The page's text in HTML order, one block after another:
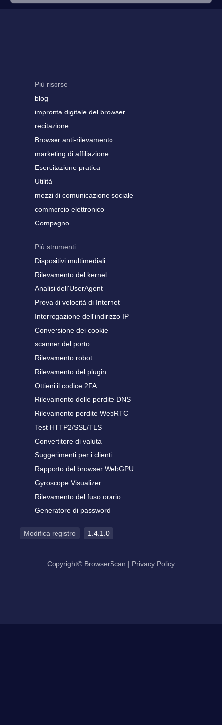
Più risorse
blog
impronta digitale del browser
recitazione
Browser anti-rilevamento
marketing di affiliazione
Esercitazione pratica
Utilità
mezzi di comunicazione sociale
commercio elettronico
Compagno
Più strumenti
Dispositivi multimediali
Rilevamento del kernel
Analisi dell'UserAgent
Prova di velocità di Internet
Interrogazione dell'indirizzo IP
Conversione dei cookie
scanner del porto
Rilevamento robot
Rilevamento del plugin
Ottieni il codice 2FA
Rilevamento delle perdite DNS
Rilevamento perdite WebRTC
Test HTTP2/SSL/TLS
Convertitore di valuta
Suggerimenti per i clienti
Rapporto del browser WebGPU
Gyroscope Visualizer
Rilevamento del fuso orario
Generatore di password
Modifica registro 1.4.1.0
Copyright© BrowserScan | Privacy Policy